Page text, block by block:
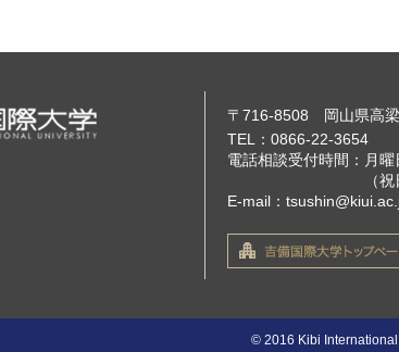
〒716-8508 岡山県高
TEL：0866-22-3654
電話相談受付時間：月
（祝日、大学
E-mail：
© 2016 Kibi